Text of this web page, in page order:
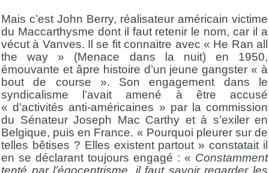
Mais c’est John Berry, réalisateur américain victime
du Maccarthysme dont il faut retenir le nom, car il a
vécut à Vanves. Il se fit connaitre avec « He Ran all
the way » (Menace dans la nuit) en 1950,
émouvante et âpre histoire d’un jeune gangster « à
bout de course ». Son engagement dans le
syndicalisme l’avait amené à être accusé
« d’activités anti-américaines » par la commission
du Sénateur Joseph Mac Carthy et à s’exiler en
Belgique, puis en France. « Pourquoi pleurer sur de
telles bêtises ? Elles existent partout » constatait il
en se déclarant toujours engagé : « Constamment
tenté par l’égocentrisme, il faut savoir regarder les